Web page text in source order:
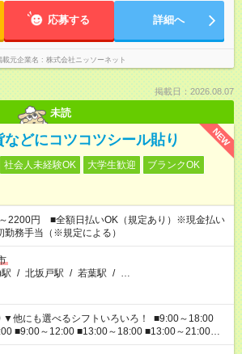
応募する 詳細へ
載元企業名 株式会社ニッソーネット
掲載日：2026.08.07
未読
NEW
どにコツコツシール貼り
社会人未経験OK 大学生歓迎
ブランクOK
2200円 ■全額日払いOK（規定あり）※現金払い
務手当（※規定による）
/ 北坂戸駅 / 若葉駅 / …
■9:00～12:00 ■13:00～18:00 ■13:00～21:00
など あなたの希望を教えてください！